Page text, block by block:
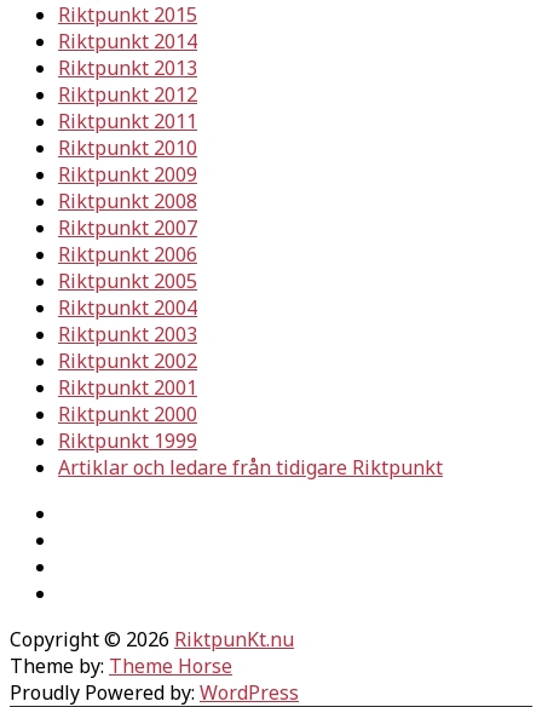
Riktpunkt 2015
Riktpunkt 2014
Riktpunkt 2013
Riktpunkt 2012
Riktpunkt 2011
Riktpunkt 2010
Riktpunkt 2009
Riktpunkt 2008
Riktpunkt 2007
Riktpunkt 2006
Riktpunkt 2005
Riktpunkt 2004
Riktpunkt 2003
Riktpunkt 2002
Riktpunkt 2001
Riktpunkt 2000
Riktpunkt 1999
Artiklar och ledare från tidigare Riktpunkt
Copyright © 2026 RiktpunKt.nu
Theme by: Theme Horse
Proudly Powered by: WordPress